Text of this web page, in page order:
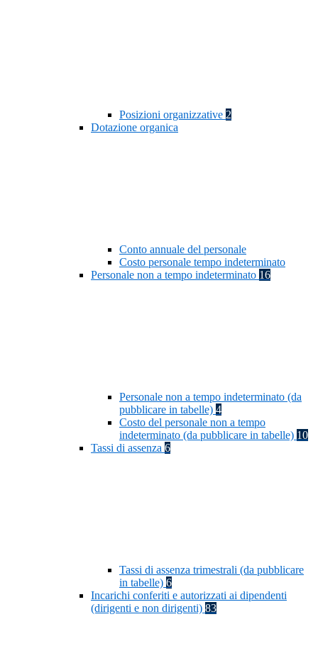
Posizioni organizzative 2
Dotazione organica
Conto annuale del personale
Costo personale tempo indeterminato
Personale non a tempo indeterminato 16
Personale non a tempo indeterminato (da
pubblicare in tabelle) 4
Costo del personale non a tempo
indeterminato (da pubblicare in tabelle) 10
Tassi di assenza 6
Tassi di assenza trimestrali (da pubblicare
in tabelle) 6
Incarichi conferiti e autorizzati ai dipendenti
(dirigenti e non dirigenti) 83